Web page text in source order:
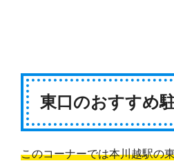
東口のおすすめ
このコーナーでは本川越駅の